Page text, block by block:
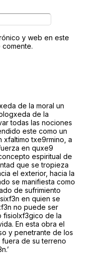
y web en este
de la moral un
de la
todas las nociones
este como un
xfaltimo txe9rmino, a
en quxe9
espiritual de
que se tropieza
el exterior, hacia la
se manifiesta como
de sufrimiento
en quien se
no puede ser
fisiolxf3gico de la
En esta obra el
y penetrante de los
de su terreno